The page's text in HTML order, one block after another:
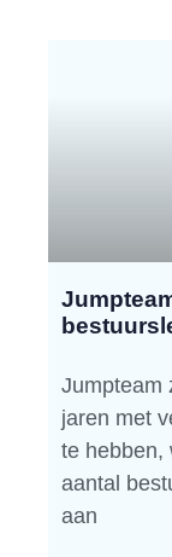
Jumpteam
jaren met
te hebben,
aantal
aan